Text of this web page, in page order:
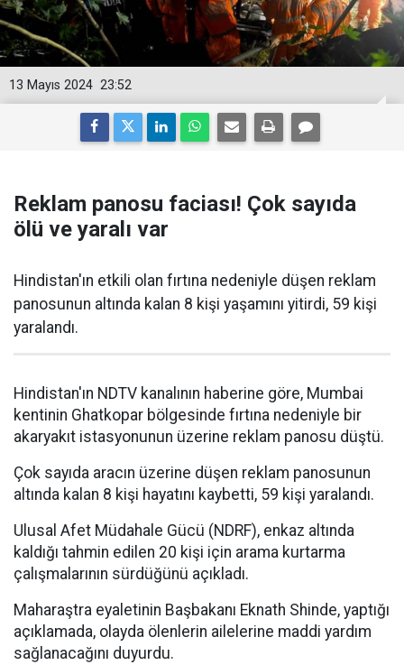
23:52
13 Mayıs 2024
Reklam panosu faciası! Çok sayıda
ölü ve yaralı var
Hindistan'ın etkili olan fırtına nedeniyle düşen reklam
panosunun altında kalan 8 kişi yaşamını yitirdi, 59 kişi
yaralandı.
Hindistan'ın NDTV kanalının haberine göre, Mumbai
kentinin Ghatkopar bölgesinde fırtına nedeniyle bir
akaryakıt istasyonunun üzerine reklam panosu düştü.
Çok sayıda aracın üzerine düşen reklam panosunun
altında kalan 8 kişi hayatını kaybetti, 59 kişi yaralandı.
Ulusal Afet Müdahale Gücü (NDRF), enkaz altında
kaldığı tahmin edilen 20 kişi için arama kurtarma
çalışmalarının sürdüğünü açıkladı.
Maharaştra eyaletinin Başbakanı Eknath Shinde, yaptığı
açıklamada, olayda ölenlerin ailelerine maddi yardım
sağlanacağını duyurdu.